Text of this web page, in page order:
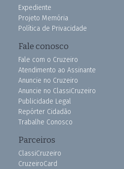
Expediente
Projeto Memória
Política de Privacidade
Fale conosco
Fale com o Cruzeiro
Atendimento ao Assinante
Anuncie no Cruzeiro
Anuncie no ClassiCruzeiro
Publicidade Legal
Repórter Cidadão
Trabalhe Conosco
Parceiros
ClassiCruzeiro
CruzeiroCard